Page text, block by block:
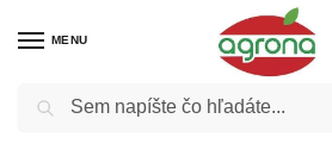
MENU
Domov Kvetináče, plôtiky, sadbovače, vázy, truhlíky...